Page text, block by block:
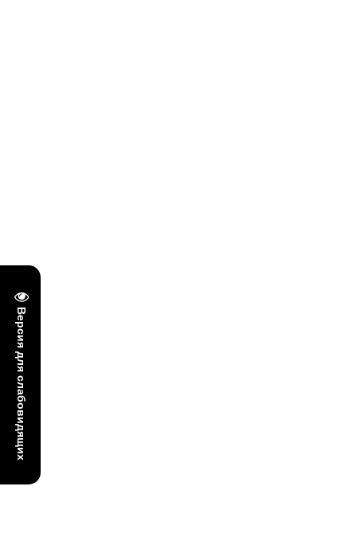
Версия для слабовидящих